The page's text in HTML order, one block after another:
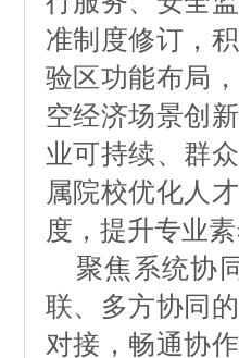
准制度修订，
验区功能布局
空经济场景创
业可持续、群
属院校优化人
度，提升专业
聚焦系统协
联、多方协同
对接，畅通协